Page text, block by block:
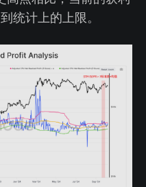
统计上的上限。